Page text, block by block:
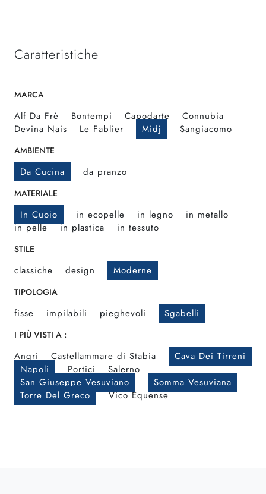
Caratteristiche
MARCA
Alf Da Frè Bontempi Capodarte
Connubia
Devina Nais
Le Fablier Midj Sangiacomo
AMBIENTE
Da Cucina da pranzo
MATERIALE
In Cuoio in ecopelle in legno
in metallo
in pelle
in plastica in tessuto
STILE
classiche design Moderne
TIPOLOGIA
fisse impilabili pieghevoli Sgabelli
I PIÙ VISTI A :
Angri Castellammare di Stabia
Cava Dei Tirreni
Napoli
Portici
Salerno
San Giuseppe Vesuviano
Somma Vesuviana
Torre Del Greco
Vico Equense